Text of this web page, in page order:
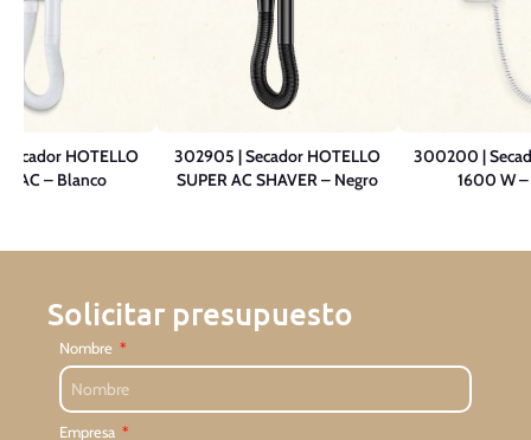
HOTELLO
AC – Blanco
302905 | Secador HOTELLO
SUPER AC SHAVER – Negro
300200 |
1600 W
Solicitar presupuesto
Nombre
Empresa